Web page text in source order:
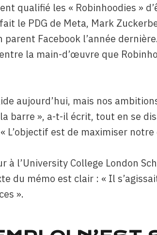
qualifié les « Robinhoodies »
le PDG de Meta, Mark
Facebook l’année
la main-d’œuvre que
aujourd’hui, mais nos
barre », a-t-il écrit, tout en se
L’objectif est de maximiser
à l’University College London
du mémo est clair : « Il
».